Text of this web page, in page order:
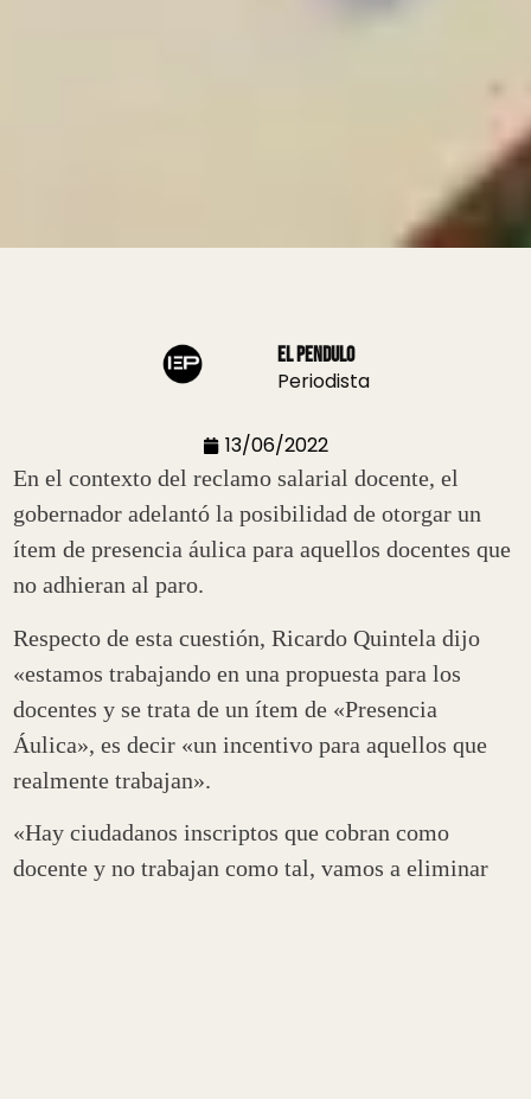
El Pendulo
Periodista
13/06/2022
En el contexto del reclamo salarial docente, el
gobernador adelantó la posibilidad de otorgar un
ítem de presencia áulica para aquellos docentes que
no adhieran al paro.
Respecto de esta cuestión, Ricardo Quintela dijo
«estamos trabajando en una propuesta para los
docentes y se trata de un ítem de «Presencia
Áulica», es decir «un incentivo para aquellos que
realmente trabajan».
«Hay ciudadanos inscriptos que cobran como
docente y no trabajan como tal, vamos a eliminar